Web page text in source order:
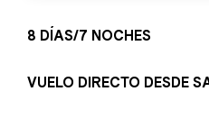
8 DÍAS/7 NOCHES
VUELO DIRECTO DESDE